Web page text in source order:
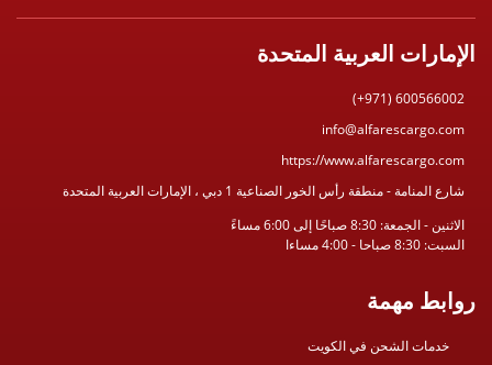
الإمارات العربية المتحدة
(+971) 600566002
info@alfarescargo.com
https://www.alfarescargo.com
شارع المنامة - منطقة رأس الخور الصناعية 1 دبي ، الإمارات العربية المتحدة
الاثنين - الجمعة: 8:30 صباحًا إلى 6:00 مساءً
السبت: 8:30 صباحا - 4:00 مساءا
روابط مهمة
خدمات الشحن في الكويت